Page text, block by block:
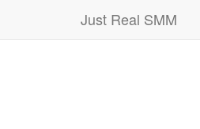
Just Real SMM